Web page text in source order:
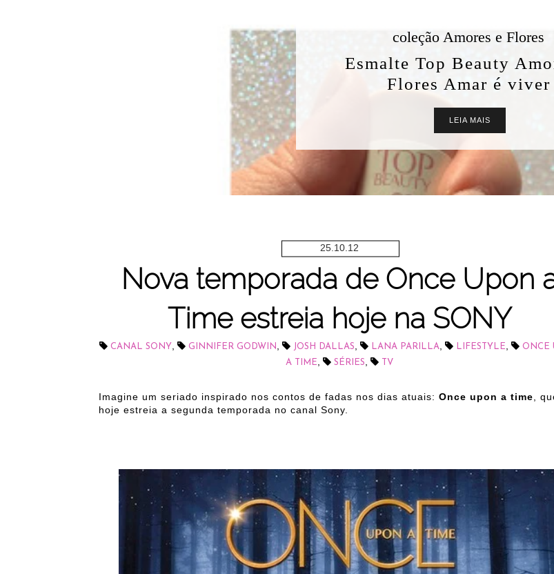
coleção Amores e Flores
Esmalte Top Beauty
Flores Amar é viver
LEIA MAIS
25.10.12
Nova temporada de Once Upon
Time estreia hoje na SONY
CANAL SONY, GINNIFER GODWIN JOSH DALLAS LANA PARILLA LIFESTYLE
ONCE
A TIME
SÉRIES TV
Imagine um seriado inspirado nos contos de fadas nos dias atuais: Once upon a time ,
hoje estreia a segunda temporada no canal Sony.